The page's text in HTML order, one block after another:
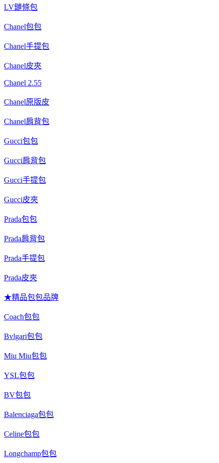
LV鏈條包
Chanel包包
Chanel手提包
Chanel皮夾
Chanel 2.55
Chanel原版皮
Chanel肩背包
Gucci包包
Gucci肩背包
Gucci手提包
Gucci皮夾
Prada包包
Prada肩背包
Prada手提包
Prada皮夾
★精品包包品牌
Coach包包
Bvlgari包包
Miu Miu包包
YSL包包
BV包包
Balenciaga包包
Celine包包
Longchamp包包